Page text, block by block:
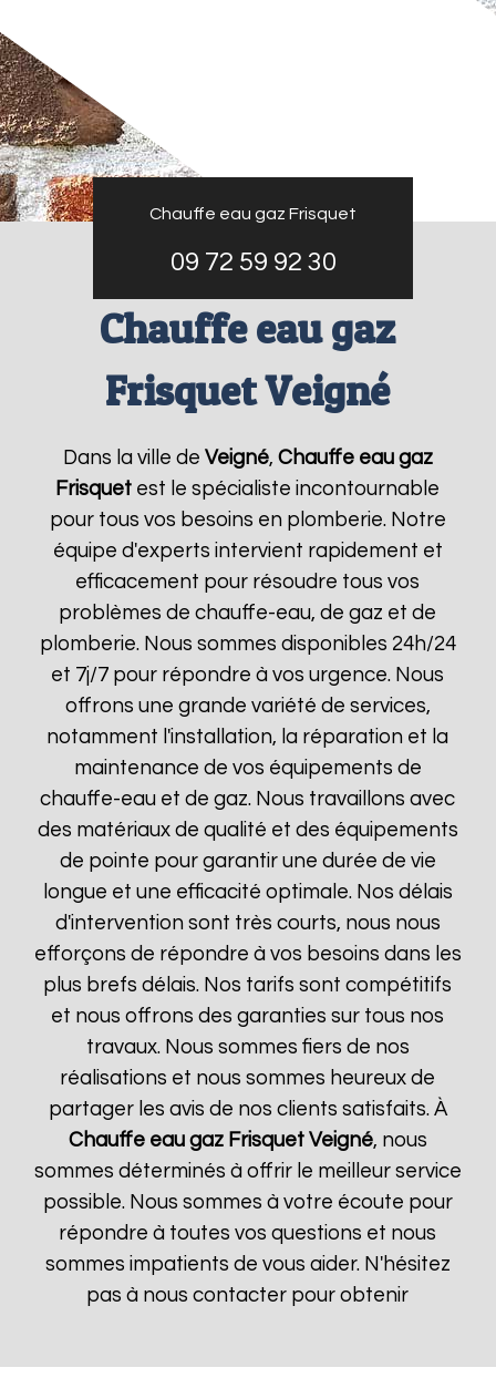
Chauffe eau gaz Frisquet
09 72 59 92 30
Chauffe eau gaz
Frisquet Veigné
Dans la ville de Veigné, Chauffe eau gaz
Frisquet est le spécialiste incontournable
pour tous vos besoins en plomberie. Notre
équipe d'experts intervient rapidement et
efficacement pour résoudre tous vos
problèmes de chauffe-eau, de gaz et de
plomberie. Nous sommes disponibles 24h/24
et 7j/7 pour répondre à vos urgence. Nous
offrons une grande variété de services,
notamment l'installation, la réparation et la
maintenance de vos équipements de
chauffe-eau et de gaz. Nous travaillons avec
des matériaux de qualité et des équipements
de pointe pour garantir une durée de vie
longue et une efficacité optimale. Nos délais
d'intervention sont très courts, nous nous
efforçons de répondre à vos besoins dans les
plus brefs délais. Nos tarifs sont compétitifs
et nous offrons des garanties sur tous nos
travaux. Nous sommes fiers de nos
réalisations et nous sommes heureux de
partager les avis de nos clients satisfaits. À
Chauffe eau gaz Frisquet Veigné, nous
sommes déterminés à offrir le meilleur service
possible. Nous sommes à votre écoute pour
répondre à toutes vos questions et nous
sommes impatients de vous aider. N'hésitez
pas à nous contacter pour obtenir